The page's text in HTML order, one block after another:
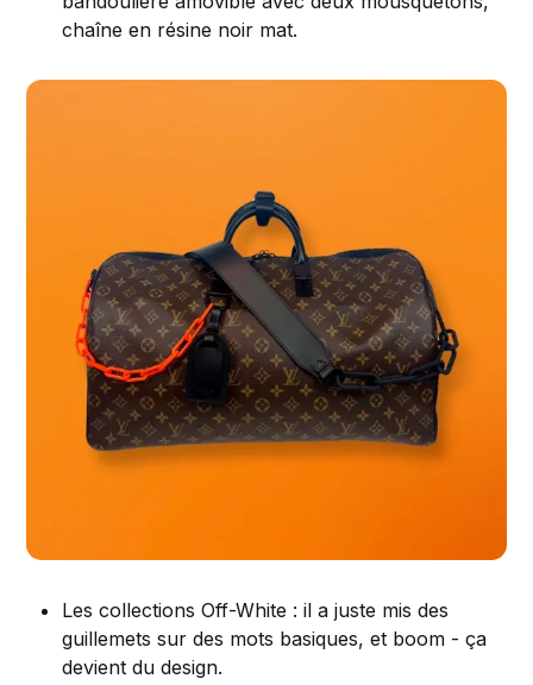
chaîne en résine noir mat.
Les collections Off-White : il a juste mis des
guillemets sur des mots basiques, et boom - ça
devient du design.